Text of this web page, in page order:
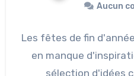
Aucun
Les fêtes de fin
en manque
sélection d'idées